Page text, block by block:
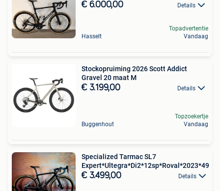
€ 6.000,00 Details
Hasselt
Topadvertentie
Vandaag
Stockopruiming 2026 Scott Addict
Gravel 20 maat M
€ 3.199,00 Details
Buggenhout
Topzoekertje
Vandaag
Specialized Tarmac SL7
Expert*Ultegra*Di2*12sp*Roval*2023*49
€ 3.499,00 Details